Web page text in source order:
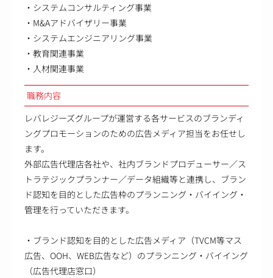
・システムコンサルティング事業
・M&Aアドバイザリー事業
・システムエンジニアリング事業
・教育関連事業
・人材関連事業
職務内容
レバレジーズグループが運営する各サービスのブランディ
ングプロモーションのための広告メディア担当をお任せし
ます。
外部広告代理店各社や、社内ブランドプロデューサー／ス
トラテジックプランナー／データ組織等と連携し、ブラン
ド認知を目的とした広告枠のプランニング・バイイング・
管理を行っていただきます。
・ブランド認知を目的とした広告メディア（TVCM等マス
広告、OOH、WEB広告など）のプランニング・バイイング
（広告代理店窓口）